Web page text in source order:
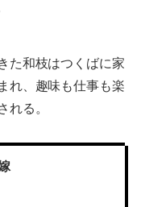
た和枝はつくばに家
れ、趣味も仕事も楽
れる。